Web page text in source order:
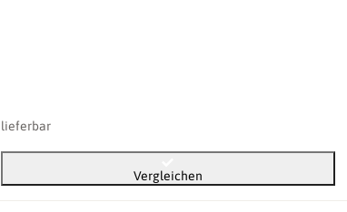
lieferbar
Vergleichen